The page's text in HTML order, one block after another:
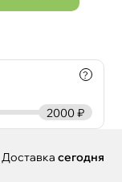
?
2000 ₽
Доставка сегодня